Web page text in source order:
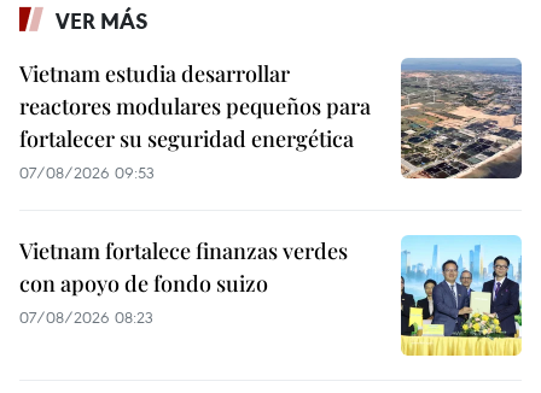
VER MÁS
Vietnam estudia desarrollar
reactores modulares pequeños para
fortalecer su seguridad energética
07/08/2026 09:53
Vietnam fortalece finanzas verdes
con apoyo de fondo suizo
07/08/2026 08:23